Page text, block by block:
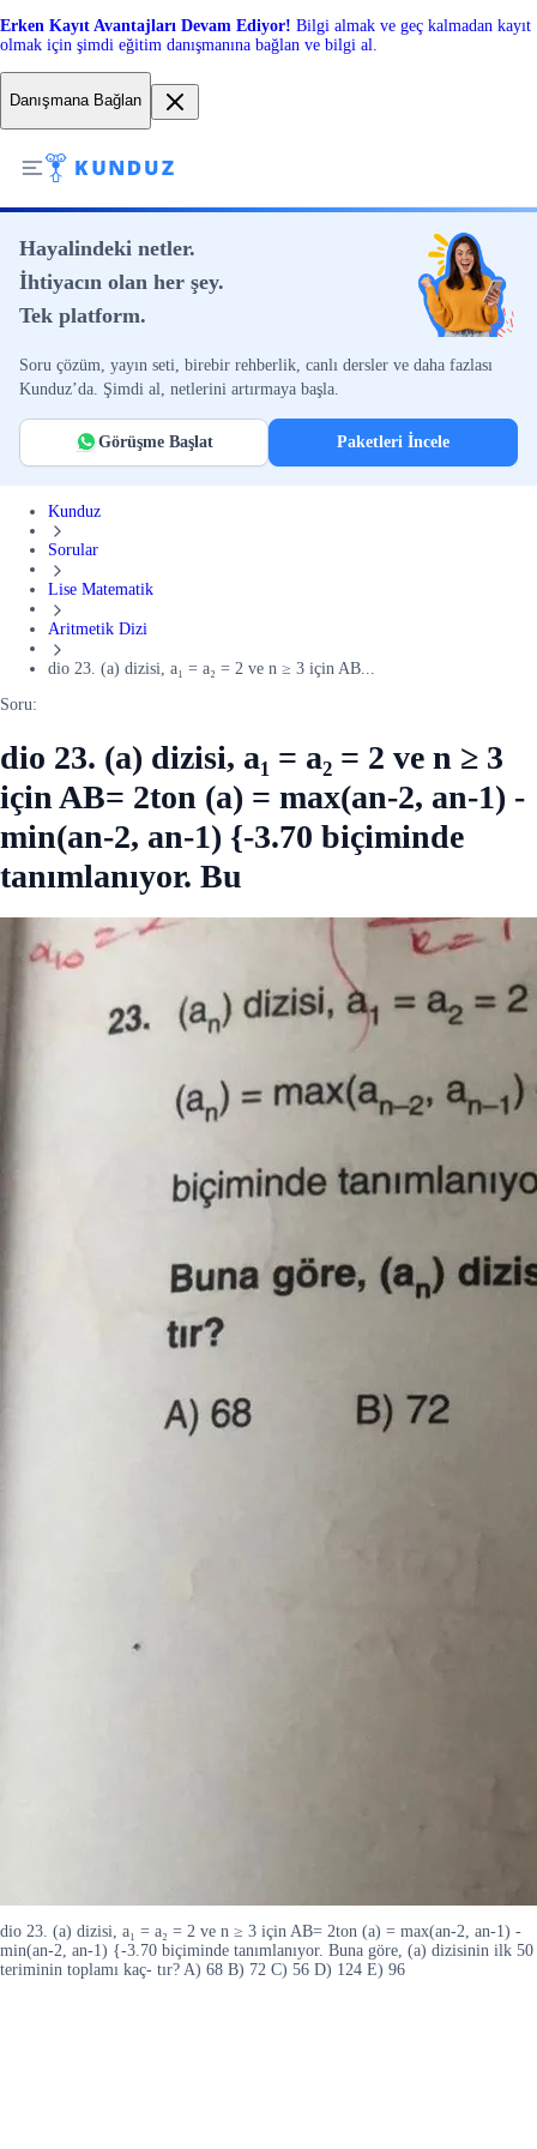
Erken Kayıt Avantajları Devam Ediyor! Bilgi almak ve geç kalmadan kayıt
olmak için şimdi eğitim danışmanına bağlan ve bilgi al.
Danışmana Bağlan
Hayalindeki netler.
İhtiyacın olan her şey.
Tek platform.
Soru çözüm, yayın seti, birebir rehberlik, canlı dersler ve daha fazlası
Kunduz’da. Şimdi al, netlerini artırmaya başla.
Görüşme Başlat Paketleri İncele
Kunduz
Sorular
Lise Matematik
Aritmetik Dizi
dio 23. (a) dizisi, a₁ = a₂ = 2 ve n ≥ 3 için AB...
Soru:
dio 23. (a) dizisi, a₁ = a₂ = 2 ve n ≥ 3
için AB= 2ton (a) = max(an-2, an-1) -
min(an-2, an-1) {-3.70 biçiminde
tanımlanıyor. Bu
dio 23. (a) dizisi, a₁ = a₂ = 2 ve n ≥ 3 için AB= 2ton (a) = max(an-2, an-1) -
min(an-2, an-1) {-3.70 biçiminde tanımlanıyor. Buna göre, (a) dizisinin ilk 50
teriminin toplamı kaç- tır? A) 68 B) 72 C) 56 D) 124 E) 96